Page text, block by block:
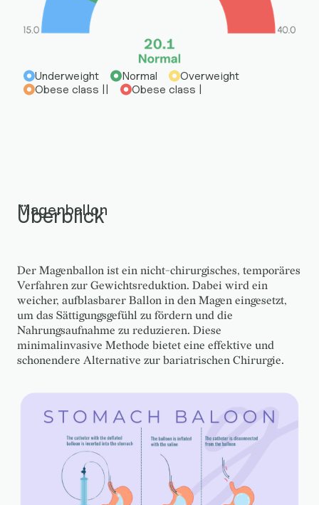
Underweight Normal
Overweight
Obese class ||
Obese class |
Magenballon
Überblick
Der Magenballon ist ein nicht-chirurgisches, temporäres
Verfahren zur Gewichtsreduktion. Dabei wird ein
weicher, aufblasbarer Ballon in den Magen eingesetzt,
um das Sättigungsgefühl zu fördern und die
Nahrungsaufnahme zu reduzieren. Diese
minimalinvasive Methode bietet eine effektive und
schonendere Alternative zur bariatrischen Chirurgie.